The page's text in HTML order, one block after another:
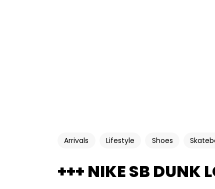
Arrivals Lifestyle Shoes
+++ NIKE SB DUNK